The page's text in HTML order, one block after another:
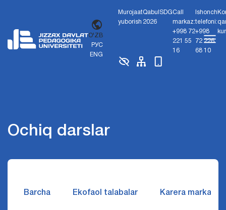
O'ZB
РУС
ENG
Murojaat
yuborish
Qabul
2026
SDGCall
markaz:
+998 72
221 55
16
Ishonch
telefoni:
+998
72 226
68 10
Ochiq darslar
Barcha Ekofaol talabalar Karera markazi